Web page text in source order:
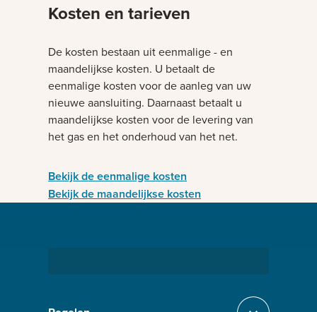
Kosten en tarieven
De kosten bestaan uit eenmalige - en
maandelijkse kosten. U betaalt de
eenmalige kosten voor de aanleg van uw
nieuwe aansluiting. Daarnaast betaalt u
maandelijkse kosten voor de levering van
het gas en het onderhoud van het net.
Bekijk de eenmalige kosten
Bekijk de maandelijkse kosten